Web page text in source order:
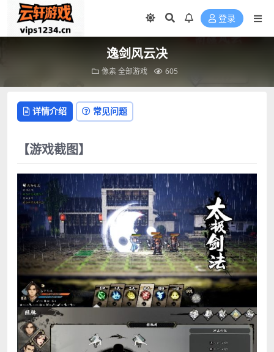
登录
逸剑风云决
像素 全部游戏 605
详情介绍 常见问题
【游戏截图】